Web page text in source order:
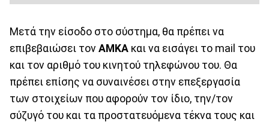
Μετά την είσοδο στο σύστημα, θα πρέπει να
επιβεβαιώσει τον ΑΜΚΑ και να εισάγει το mail του
και τον αριθμό του κινητού τηλεφώνου του. Θα
πρέπει επίσης να συναινέσει στην επεξεργασία
των στοιχείων που αφορούν τον ίδιο, την/τον
σύζυγό του και τα προστατευόμενα τέκνα τους και